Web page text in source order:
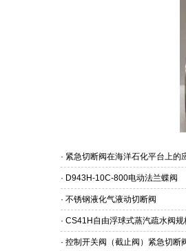
· 紧急切断阀在海洋石化平台上的
· D943H-10C-800电动法兰蝶阀
· 不锈钢液化气液动切断阀
· CS41H自由浮球式蒸汽疏水阀
· 控制开关阀（截止阀）紧急切断